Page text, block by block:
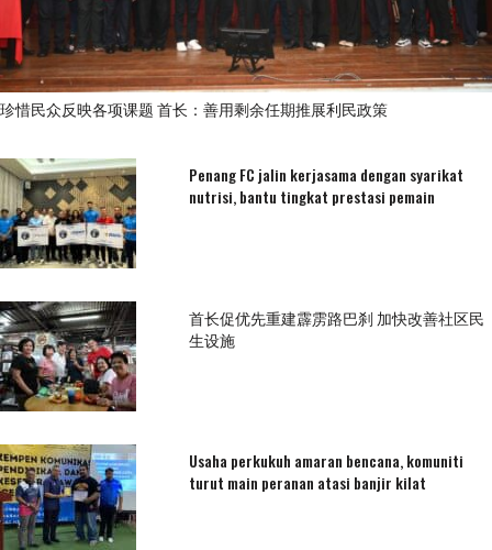
珍惜民众反映各项课题 首长：善用剩余任期推展利民政策
Penang FC jalin kerjasama dengan syarikat
nutrisi, bantu tingkat prestasi pemain
首长促优先重建霹雳路巴刹 加快改善社区民
生设施
Usaha perkukuh amaran bencana, komuniti
turut main peranan atasi banjir kilat